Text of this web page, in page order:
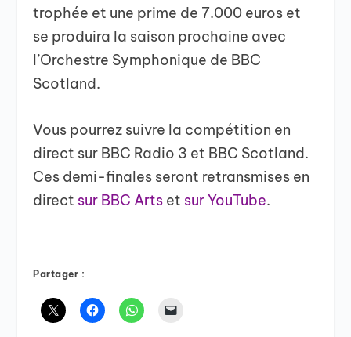
trophée et une prime de 7.000 euros et
se produira la saison prochaine avec
l’Orchestre Symphonique de BBC
Scotland.
Vous pourrez suivre la compétition en
direct sur BBC Radio 3 et BBC Scotland.
Ces demi-finales seront retransmises en
direct sur BBC Arts et sur YouTube.
Partager :